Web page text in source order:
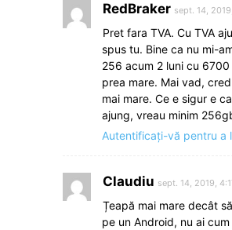
RedBraker sept. 14,
Pret fara TVA. Cu TVA
spus tu. Bine ca nu mi-
256 acum 2 luni cu
prea mare. Mai vad,
mai mare. Ce e sigur e
ajung, vreau minim
Autentificați-vă pentru a
Claudiu sept. 14, 2019,
Țeapă mai mare decât
pe un Android, nu ai